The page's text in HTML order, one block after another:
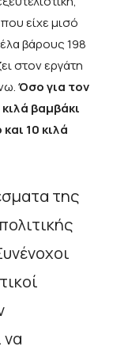
είχε μισό
βάρους 198
στον εργάτη
Όσο για τον
βαμβάκι
10 κιλά
της
να